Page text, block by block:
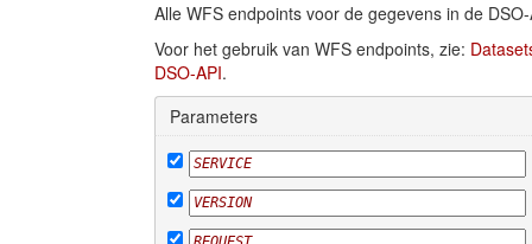
Alle WFS endpoints voor de gegevens in de
Voor het gebruik van WFS endpoints, zie:
DSO-API.
Parameters